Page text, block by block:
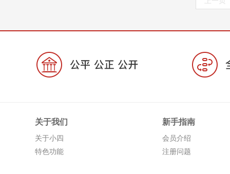
关于我们
关于小四
特色功能
新手指南
会员介绍
注册问题